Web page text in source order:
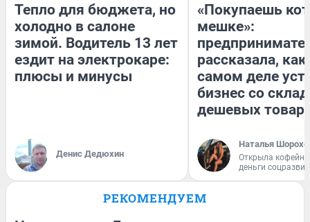
Тепло для бюджета, но
холодно в салоне
зимой. Водитель 13 лет
ездит на электрокаре:
плюсы и минусы
Денис Дедюхин
«Покупаешь
мешке»:
рассказала, как
самом деле
бизнес со
дешевых
Наталья
Открыла
деньги
РЕКОМЕНДУЕМ